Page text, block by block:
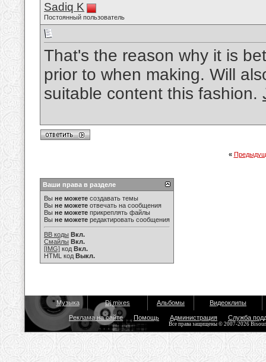
Sadiq K
Постоянный пользователь
That's the reason why it is
prior to when making. Will
suitable content this fashion.
«
Ваши права в разделе
Вы не можете создавать темы
Вы не можете отвечать на сообщения
Вы не можете прикреплять файлы
Вы не можете редактировать сообщения
BB коды Вкл.
Смайлы Вкл.
[IMG] код Вкл.
HTML код Выкл.
Музыка Dj mixes Альбомы Видеоклипы
Реклама на сайте Помощь Администрация Служба
Все права защищены © 2007-2026